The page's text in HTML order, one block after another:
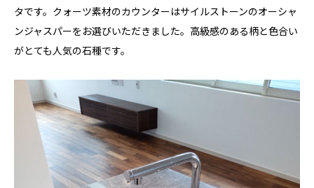
タです。クォーツ素材のカウンターはサイルストーンのオーシャ
ンジャスパーをお選びいただきました。高級感のある柄と色合い
がとても人気の石種です。